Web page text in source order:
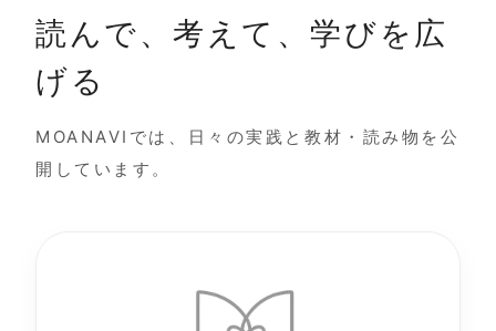
読んで、考えて、学びを広
げる
MOANAVIでは、日々の実践と教材・読み物を公
開しています。